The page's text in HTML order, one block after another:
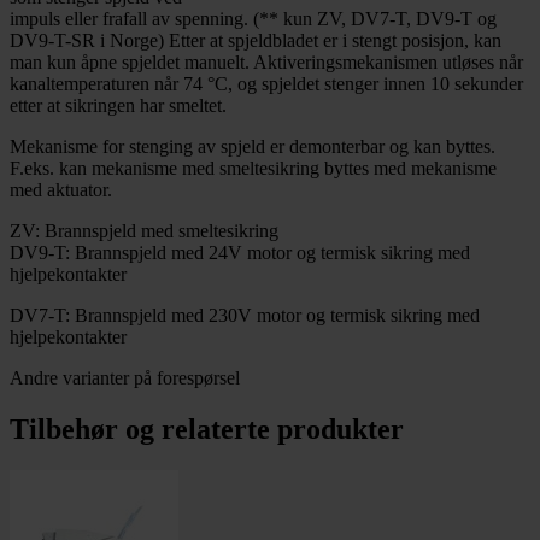
impuls eller frafall av spenning. (** kun ZV, DV7-T, DV9-T og
DV9-T-SR i Norge) Etter at spjeldbladet er i stengt posisjon, kan
man kun åpne spjeldet manuelt. Aktiveringsmekanismen utløses når
kanaltemperaturen når 74 °C, og spjeldet stenger innen 10 sekunder
etter at sikringen har smeltet.
Mekanisme for stenging av spjeld er demonterbar og kan byttes.
F.eks. kan mekanisme med smeltesikring byttes med mekanisme
med aktuator.
ZV: Brannspjeld med smeltesikring
DV9-T: Brannspjeld med 24V motor og termisk sikring med
hjelpekontakter
DV7-T: Brannspjeld med 230V motor og termisk sikring med
hjelpekontakter
Andre varianter på forespørsel
Tilbehør og relaterte produkter